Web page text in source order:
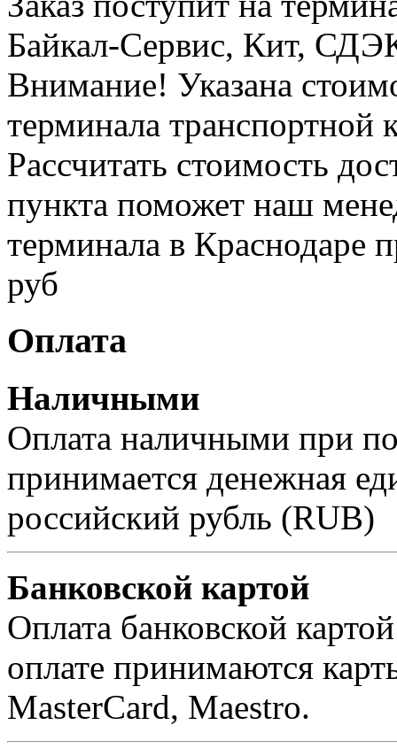
Байкал-Сервис, Кит,
Внимание! Указана
терминала транспортной
Рассчитать стоимость
пункта поможет наш
терминала в Краснодаре
руб
Оплата
Наличными
Оплата наличными при
принимается денежная
российский рубль (RUB)
Банковской картой
Оплата банковской
оплате принимаются
MasterCard, Maestro.